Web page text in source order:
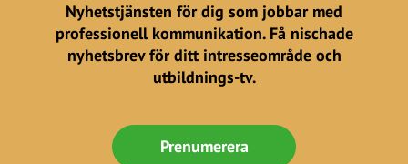
Nyhetstjänsten för dig som jobbar med
professionell kommunikation. Få nischade
nyhetsbrev för ditt intresseområde och
utbildnings-tv.
Prenumerera